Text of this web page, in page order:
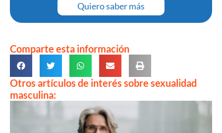
Quiero saber más
Comparte esta información
Otros artículos de interés sobre sexualidad
masculina: